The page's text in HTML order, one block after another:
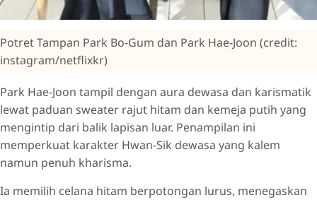
Potret Tampan Park Bo-Gum dan Park Hae-Joon (credit:
instagram/netflixkr)
Park Hae-Joon tampil dengan aura dewasa dan karismatik
lewat paduan sweater rajut hitam dan kemeja putih yang
mengintip dari balik lapisan luar. Penampilan ini
memperkuat karakter Hwan-Sik dewasa yang kalem
namun penuh kharisma.
Ia memilih celana hitam berpotongan lurus, menegaskan